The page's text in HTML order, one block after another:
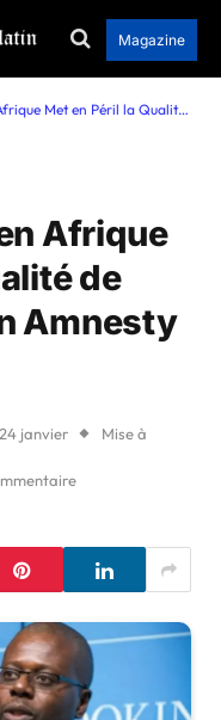
Magazine
Qualité de l’Éducation, Selon Amnesty International
Afrique
de
Amnesty
janvier Mise à